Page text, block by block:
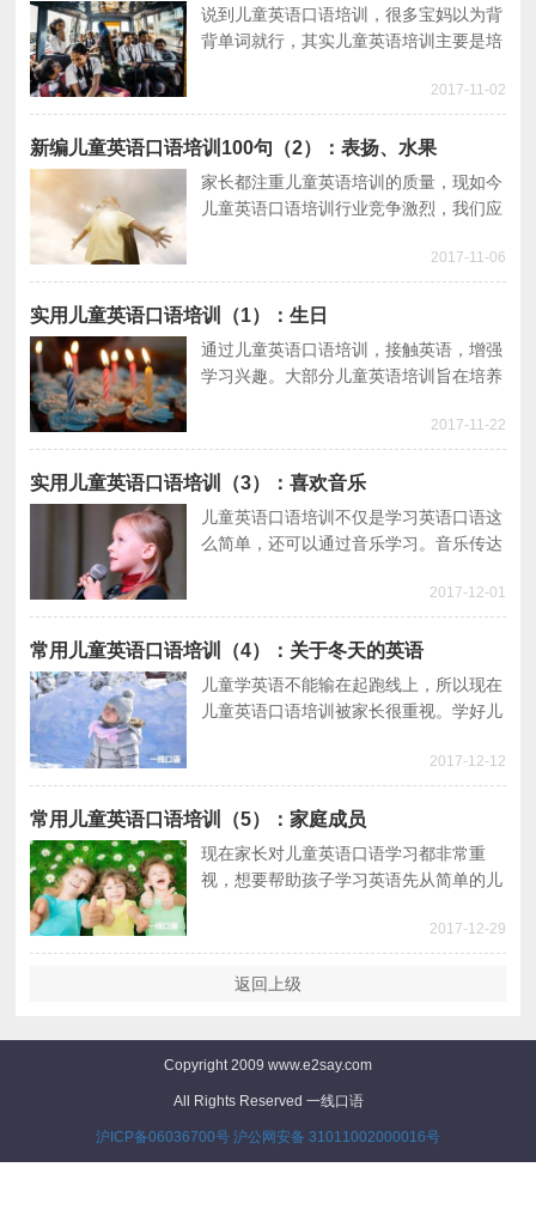
说到儿童英语口语培训，很多宝妈以为背
背单词就行，其实儿童英语培训主要是培
让孩子体会到乐趣。本文分享50句儿童英
语口语。
2017-11-02
新编儿童英语口语培训100句（2）：表扬、水果
家长都注重儿童英语培训的质量，现如今
儿童英语口语培训行业竞争激烈，我们应
标，帮助孩子学好儿童英语口语，学会运
用儿童英语口语。
2017-11-06
实用儿童英语口语培训（1）：生日
通过儿童英语口语培训，接触英语，增强
学习兴趣。大部分儿童英语培训旨在培养
2017-11-22
实用儿童英语口语培训（3）：喜欢音乐
儿童英语口语培训不仅是学习英语口语这
么简单，还可以通过音乐学习。音乐传达
儿童英语培训经验丰富、寓教于乐，提高
口语帮助很大。
2017-12-01
常用儿童英语口语培训（4）：关于冬天的英语
儿童学英语不能输在起跑线上，所以现在
儿童英语口语培训被家长很重视。学好儿
童学习的兴趣。本文儿童英语口语主题是
关于冬天。
2017-12-12
常用儿童英语口语培训（5）：家庭成员
现在家长对儿童英语口语学习都非常重
视，想要帮助孩子学习英语先从简单的儿
2017-12-29
返回上级
Copyright 2009 www.e2say.com
All Rights Reserved 一线口语
沪ICP备06036700号 沪公网安备 31011002000016号